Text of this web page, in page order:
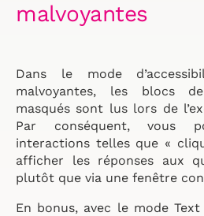
malvoyantes
Dans le mode
malvoyantes, les blocs
masqués sont lus lors de
Par conséquent, vous
interactions telles que «
afficher les réponses aux
plutôt que via une fenêtre
En bonus, avec le mode